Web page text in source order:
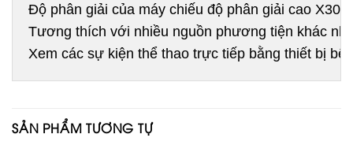
Độ phân giải của máy chiếu độ phân giải cao
Tương thích với nhiều nguồn phương tiện khác
SẢN PHẨM TƯƠNG TỰ